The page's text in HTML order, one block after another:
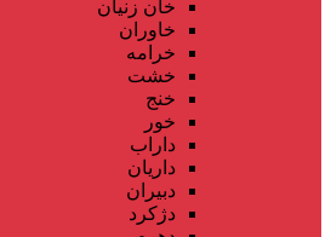
خان زنیان
خاوران
خرامه
خشت
خنج
خور
داراب
داریان
دبیران
دژکرد